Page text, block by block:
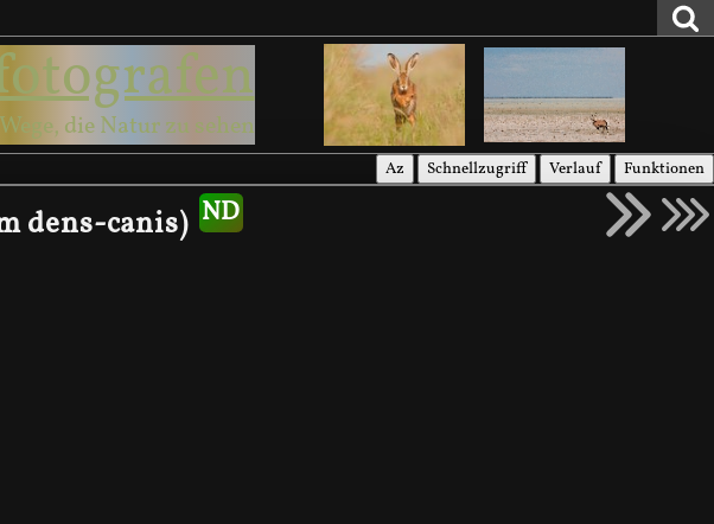
die Natur zu sehen
Az Schnellzugriff Verlauf Funktionen
dens-canis)